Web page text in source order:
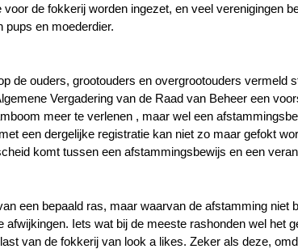
de fokkerij worden ingezet, en veel verenigingen
pups en moederdier.
de ouders, grootouders en overgrootouders vermeld
Vergadering van de Raad van Beheer een
meer te verlenen , maar wel een
een dergelijke registratie kan niet zo maar gefokt
komt tussen een afstammingsbewijs en een
een bepaald ras, maar waarvan de afstamming niet
Iets wat bij de meeste rashonden wel het
van de fokkerij van look a likes. Zeker als deze,